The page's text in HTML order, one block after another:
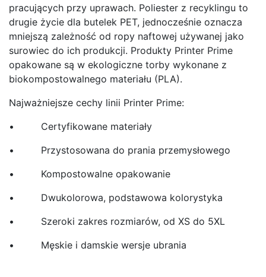
pracujących przy uprawach. Poliester z recyklingu to
drugie życie dla butelek PET, jednocześnie oznacza
mniejszą zależność od ropy naftowej używanej jako
surowiec do ich produkcji. Produkty Printer Prime
opakowane są w ekologiczne torby wykonane z
biokompostowalnego materiału (PLA).
Najważniejsze cechy linii Printer Prime:
• Certyfikowane materiały
• Przystosowana do prania przemysłowego
• Kompostowalne opakowanie
• Dwukolorowa, podstawowa kolorystyka
• Szeroki zakres rozmiarów, od XS do 5XL
• Męskie i damskie wersje ubrania